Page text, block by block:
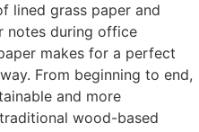
lined grass paper and
notes during office
makes for a perfect
From beginning to end,
and more
wood-based